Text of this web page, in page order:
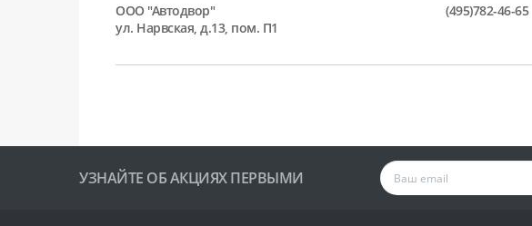
ООО "Автодвор"
ул. Нарвская, д.13, пом. П1
(495)782-46-65
УЗНАЙТЕ ОБ АКЦИЯХ ПЕРВЫМИ